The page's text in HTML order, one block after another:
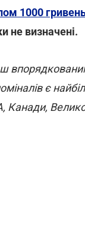
1000
не визначені.
є
Канади,